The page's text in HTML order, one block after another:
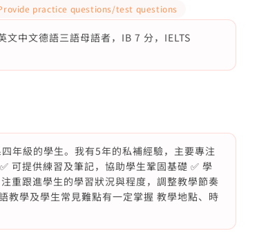
practice questions/test questions
中文德語三語母語者，IB 7 分，IELTS
年級的學生。我有5年的私補經驗，主要專注
可提供練習及筆記，協助學生鞏固基礎 ✅ 學
重跟進學生的學習狀況與程度，調整教學節奏
教學及學生常見難點有一定掌握 教學地點、時